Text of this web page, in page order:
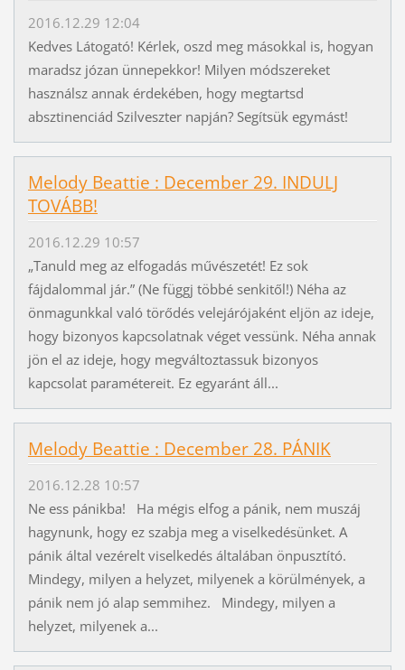
2016.12.29 12:04
Kedves Látogató! Kérlek, oszd meg másokkal is, hogyan
maradsz józan ünnepekkor! Milyen módszereket
használsz annak érdekében, hogy megtartsd
absztinenciád Szilveszter napján? Segítsük egymást!
Melody Beattie : December 29. INDULJ
TOVÁBB!
2016.12.29 10:57
„Tanuld meg az elfogadás művészetét! Ez sok
fájdalommal jár.” (Ne függj többé senkitől!) Néha az
önmagunkkal való törődés velejárójaként eljön az ideje,
hogy bizonyos kapcsolatnak véget vessünk. Néha annak
jön el az ideje, hogy megváltoztassuk bizonyos
kapcsolat paramétereit. Ez egyaránt áll...
Melody Beattie : December 28. PÁNIK
2016.12.28 10:57
Ne ess pánikba! Ha mégis elfog a pánik, nem muszáj
hagynunk, hogy ez szabja meg a viselkedésünket. A
pánik által vezérelt viselkedés általában önpusztító.
Mindegy, milyen a helyzet, milyenek a körülmények, a
pánik nem jó alap semmihez. Mindegy, milyen a
helyzet, milyenek a...